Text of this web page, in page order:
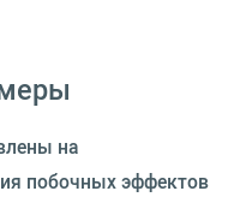
на
побочных эффектов